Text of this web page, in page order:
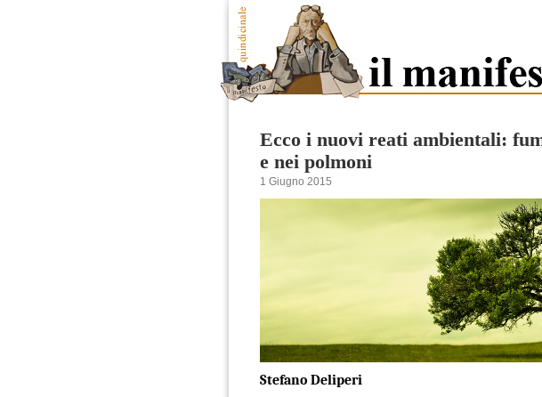
Ecco i nuovi reati ambientali:
e nei polmoni
1 Giugno 2015
Stefano Deliperi